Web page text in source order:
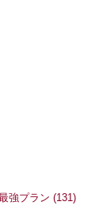
強プラン(131)